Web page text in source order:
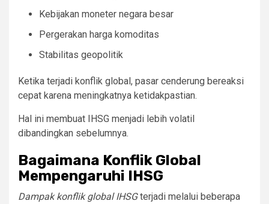
Kebijakan moneter negara besar
Pergerakan harga komoditas
Stabilitas geopolitik
Ketika terjadi konflik global, pasar cenderung bereaksi
cepat karena meningkatnya ketidakpastian.
Hal ini membuat IHSG menjadi lebih volatil
dibandingkan sebelumnya.
Bagaimana Konflik Global
Mempengaruhi IHSG
Dampak konflik global IHSGterjadi melalui beberapa